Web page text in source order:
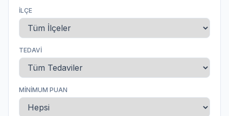
İLÇE
TEDAVI
MINIMUM PUAN